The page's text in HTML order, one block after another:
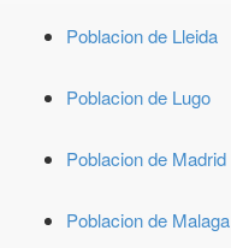
Poblacion de Lleida
Poblacion de Lugo
Poblacion de Madrid
Poblacion de Malaga